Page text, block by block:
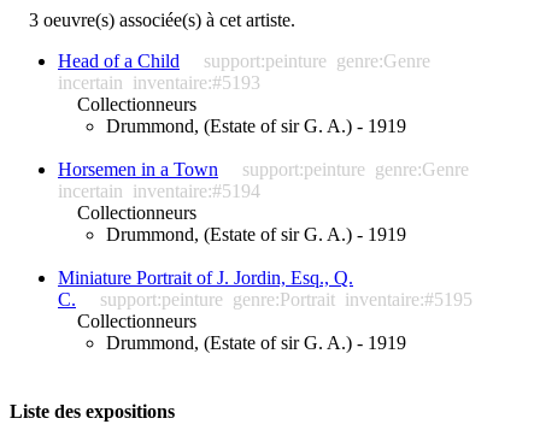
3 oeuvre(s) associée(s) à cet artiste.
Head of a Child
support:peinture genre:Genre
incertain inventaire:#5193
Collectionneurs
Drummond, (Estate of sir G. A.) - 1919
Horsemen in a Town support:peinture genre:Genre
incertain inventaire:#5194
Collectionneurs
Drummond, (Estate of sir G. A.) - 1919
Miniature Portrait of J. Jordin, Esq., Q.
C.
support:peinture genre:Portrait inventaire:#5195
Collectionneurs
Drummond, (Estate of sir G. A.) - 1919
Liste des expositions